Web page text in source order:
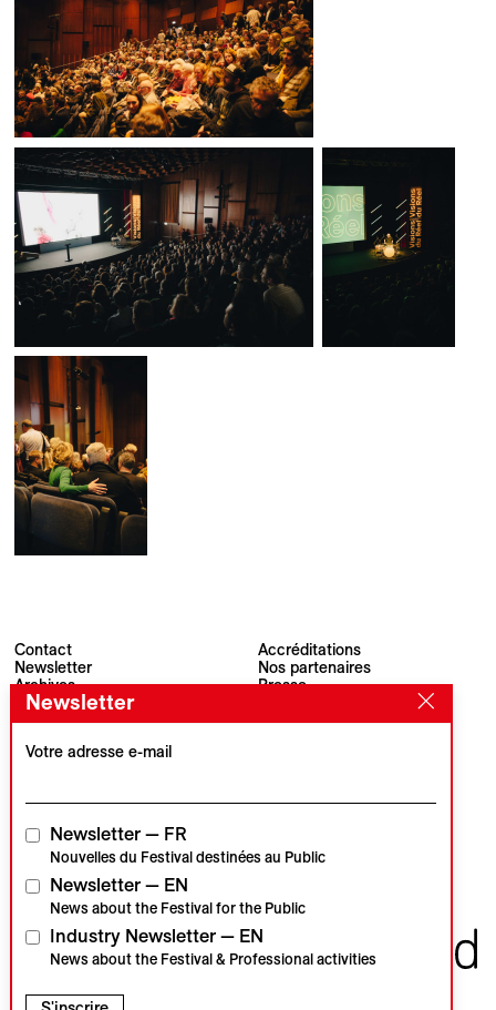
Contact
Newsletter
Archives
Accréditations
Nos partenaires
Presse
Visions du Réel
CH–1260 Nyon
Partenaires institutionnels
Newsletter
Votre adresse e-mail
Newsletter — FR
Nouvelles du Festival destinées au Public
Newsletter — EN
News about the Festival for the Public
Industry Newsletter — EN
News about the Festival & Professional activities